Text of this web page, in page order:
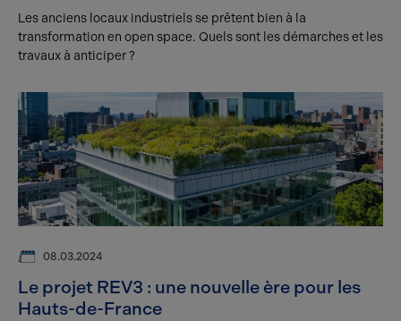
Les anciens locaux industriels se prêtent bien à la
transformation en open space. Quels sont les démarches et les
travaux à anticiper ?
08.03.2024
Le projet REV3 : une nouvelle ère pour les
Hauts-de-France